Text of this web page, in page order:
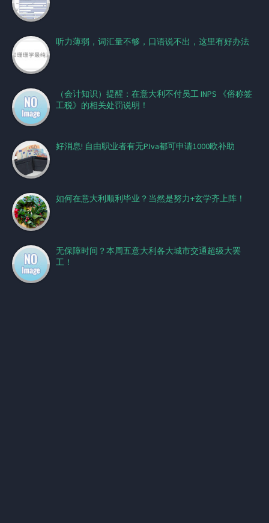
听力薄弱，词汇量不够，口语说不出，这里有好办法
（会计知识）提醒：在意大利不付员工 INPS 《俗称签
工税》的相关处罚说明！
好消息! 自由职业者有无P.Iva都可申请1000欧补助
如何在意大利顺利毕业？当然是努力+玄学齐上阵！
无保障时间？本周五意大利各大城市交通超级大罢
工！